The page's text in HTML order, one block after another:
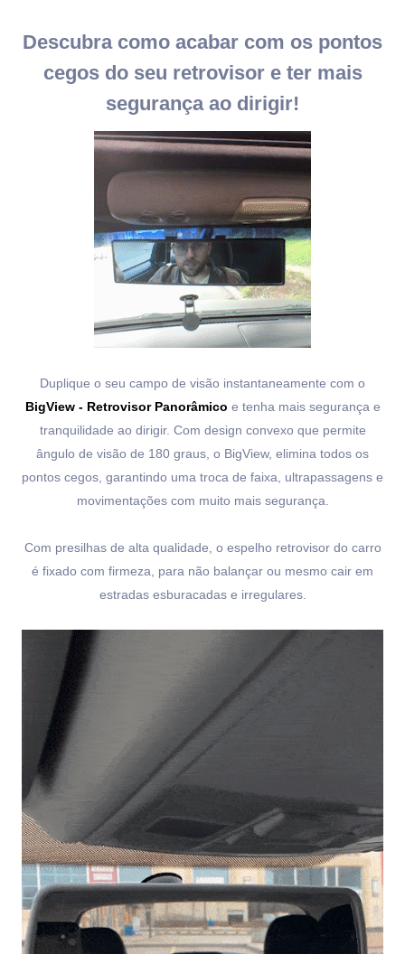
Descubra como acabar com os pontos
cegos do seu retrovisor e ter mais
segurança ao dirigir!
Duplique o seu campo de visão instantaneamente com o
BigView - Retrovisor Panorâmico e tenha mais segurança e
tranquilidade ao dirigir. Com design convexo que permite
ângulo de visão de 180 graus, o BigView, elimina todos os
pontos cegos, garantindo uma troca de faixa, ultrapassagens e
movimentações com muito mais segurança.
Com presilhas de alta qualidade, o espelho retrovisor do carro
é fixado com firmeza, para não balançar ou mesmo cair em
estradas esburacadas e irregulares.